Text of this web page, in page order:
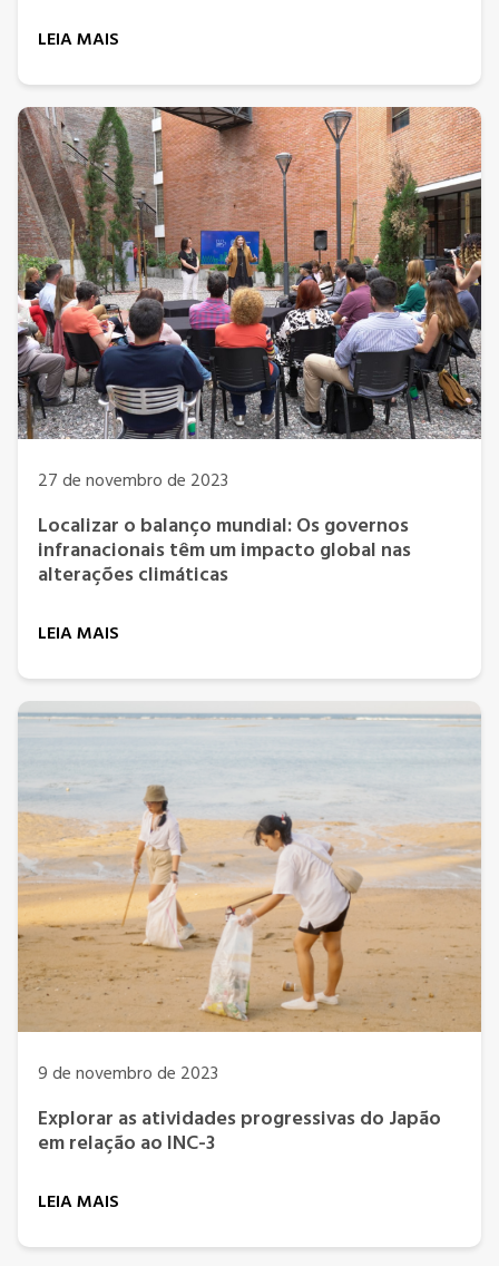
LEIA MAIS
27 de novembro de 2023
Localizar o balanço mundial: Os governos
infranacionais têm um impacto global nas
alterações climáticas
LEIA MAIS
9 de novembro de 2023
Explorar as atividades progressivas do Japão
em relação ao INC-3
LEIA MAIS